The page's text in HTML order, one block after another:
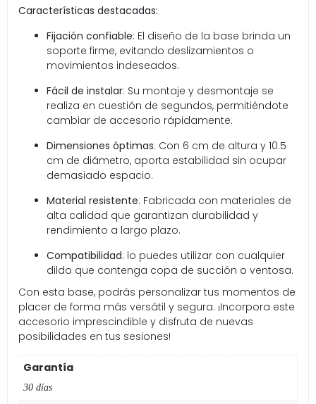
Características destacadas:
Fijación confiable: El diseño de la base brinda un
soporte firme, evitando deslizamientos o
movimientos indeseados.
Fácil de instalar: Su montaje y desmontaje se
realiza en cuestión de segundos, permitiéndote
cambiar de accesorio rápidamente.
Dimensiones óptimas: Con 6 cm de altura y 10.5
cm de diámetro, aporta estabilidad sin ocupar
demasiado espacio.
Material resistente: Fabricada con materiales de
alta calidad que garantizan durabilidad y
rendimiento a largo plazo.
Compatibilidad: lo puedes utilizar con cualquier
dildo que contenga copa de succión o ventosa.
Con esta base, podrás personalizar tus momentos de
placer de forma más versátil y segura. ¡Incorpora este
accesorio imprescindible y disfruta de nuevas
posibilidades en tus sesiones!
Garantía
30 días